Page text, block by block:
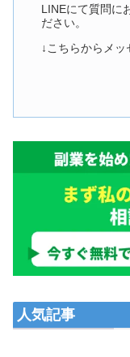
LINEにて質問に
ださい。
↓こちらからメッ
人気記事